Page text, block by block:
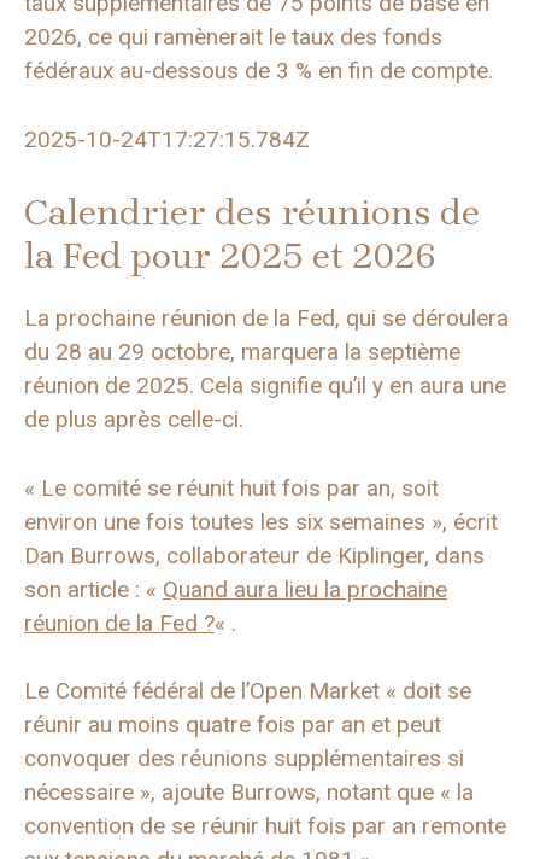
2026, ce qui ramènerait le taux des fonds
fédéraux au-dessous de 3 % en fin de compte.
2025-10-24T17:27:15.784Z
Calendrier des réunions de
la Fed pour 2025 et 2026
La prochaine réunion de la Fed, qui se déroulera
du 28 au 29 octobre, marquera la septième
réunion de 2025. Cela signifie qu’il y en aura une
de plus après celle-ci.
« Le comité se réunit huit fois par an, soit
environ une fois toutes les six semaines », écrit
Dan Burrows, collaborateur de Kiplinger, dans
son article : « Quand aura lieu la prochaine
réunion de la Fed ?« .
Le Comité fédéral de l’Open Market « doit se
réunir au moins quatre fois par an et peut
convoquer des réunions supplémentaires si
nécessaire », ajoute Burrows, notant que « la
convention de se réunir huit fois par an remonte